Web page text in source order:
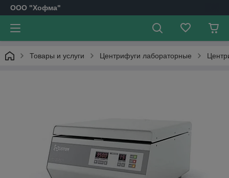
OOO "Хофма"
Товары и услуги Центрифуги лабораторные